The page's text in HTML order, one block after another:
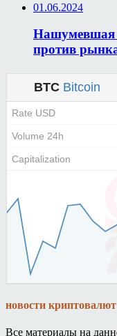
01.06.2024
Нашумевшая
против
новости криптовалют
Все материалы на